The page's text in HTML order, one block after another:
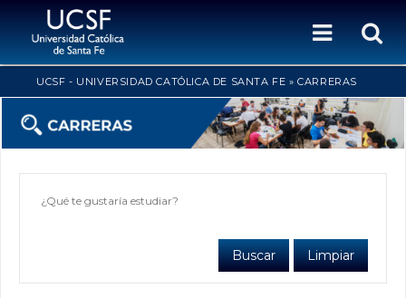
UCSF - UNIVERSIDAD CATÓLICA DE SANTA FE »CARRERAS
Limpiar
Buscar